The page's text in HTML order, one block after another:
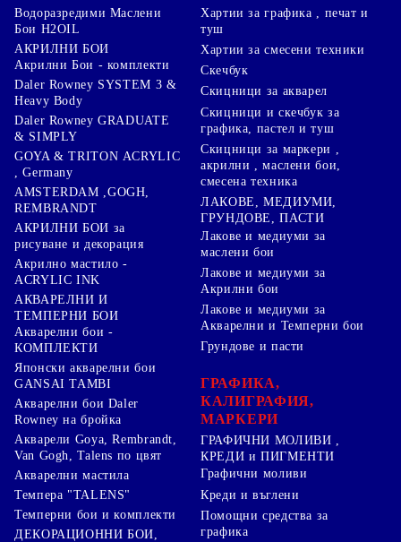
Водоразредими Маслени
Бои H2OIL
АКРИЛНИ БОИ
Акрилни Бои - комплекти
Daler Rowney SYSTEM 3 &
Heavy Body
Daler Rowney GRADUATE
& SIMPLY
GOYA & TRITON АCRYLIC
, Germany
AMSTERDAM ,GOGH,
REMBRANDT
АКРИЛНИ БОИ за
рисуване и декорация
Акрилно мастило -
ACRYLIC INK
АКВАРЕЛНИ И
ТЕМПЕРНИ БОИ
Акварелни бои -
КОМПЛЕКТИ
Японски акварелни бои
GANSAI TAMBI
Акварелни бои Daler
Rowney на бройка
Акварели Goya, Rembrandt,
Van Gogh, Talens по цвят
Акварелни мастила
Темпера "TALENS"
Темперни бои и комплекти
ДЕКОРАЦИОННИ БОИ,
Хартии за графика , печат и
туш
Хартии за смесени техники
Скечбук
Скицници за акварел
Скицници и скечбук за
графика, пастел и туш
Скицници за маркери ,
акрилни , маслени бои,
смесена техника
ЛАКОВЕ, МЕДИУМИ,
ГРУНДОВЕ, ПАСТИ
Лакове и медиуми за
маслени бои
Лакове и медиуми за
Акрилни бои
Лакове и медиуми за
Акварелни и Темперни бои
Грундове и пасти
ГРАФИКА,
КАЛИГРАФИЯ,
МАРКЕРИ
ГРАФИЧНИ МОЛИВИ ,
КРЕДИ и ПИГМЕНТИ
Графични моливи
Креди и въглени
Помощни средства за
графика